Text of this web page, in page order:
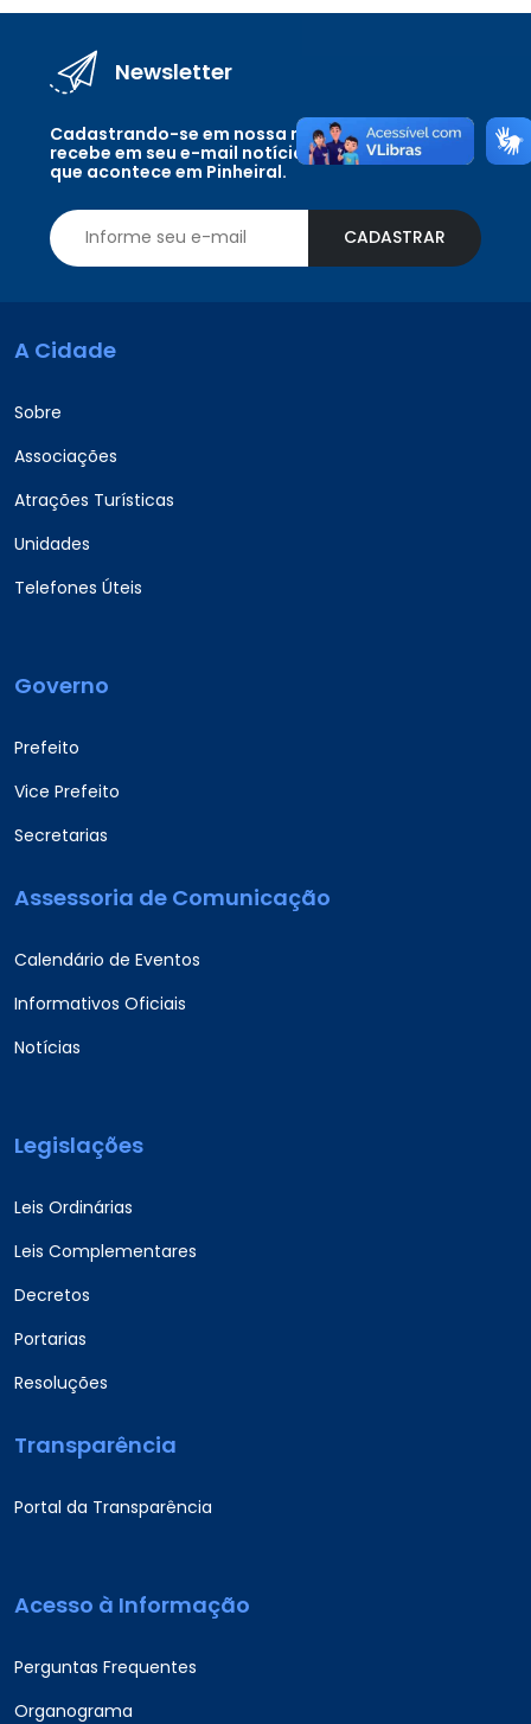
Newsletter
Cadastrando-se em nossa newsletter você
recebe em seu e-mail notícias, eventos e tudo
que acontece em Pinheiral.
CADASTRAR
A Cidade
Sobre
Associações
Atrações Turísticas
Unidades
Telefones Úteis
Governo
Prefeito
Vice Prefeito
Secretarias
Assessoria de Comunicação
Calendário de Eventos
Informativos Oficiais
Notícias
Legislações
Leis Ordinárias
Leis Complementares
Decretos
Portarias
Resoluções
Transparência
Portal da Transparência
Acesso à Informação
Perguntas Frequentes
Organograma